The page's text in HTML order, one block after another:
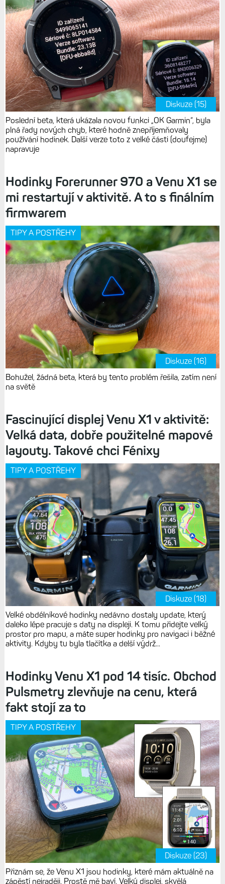
Diskuze (15)
Poslední beta, která ukázala novou funkci „OK Garmin“, byla
plná řady nových chyb, které hodně znepříjemňovaly
používání hodinek. Další verze toto z velké části (doufejme)
napravuje
Hodinky Forerunner 970 a Venu X1 se
mi restartují v aktivitě. A to s finálním
firmwarem
TIPY A POSTŘEHY
Diskuze (16)
Bohužel, žádná beta, která by tento problém řešila, zatím není
na světě
Fascinující displej Venu X1 v aktivitě:
Velká data, dobře použitelné mapové
layouty. Takové chci Fénixy
TIPY A POSTŘEHY
Diskuze (18)
Velké obdélníkové hodinky nedávno dostaly update, který
daleko lépe pracuje s daty na displeji. K tomu přidejte velký
prostor pro mapu, a máte super hodinky pro navigaci i běžné
aktivity. Kdyby tu byla tlačítka a delší výdrž...
Hodinky Venu X1 pod 14 tisíc. Obchod
Pulsmetry zlevňuje na cenu, která
fakt stojí za to
TIPY A POSTŘEHY
Diskuze (23)
Přiznám se, že Venu X1 jsou hodinky, které mám aktuálně na
zápěstí nejraději. Prostě mě baví. Velký displej, skvělá